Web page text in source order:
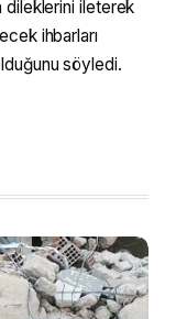
ileterek
ihbarları
söyledi.